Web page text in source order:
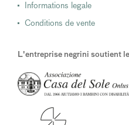
Informations legale
Conditions de vente
L'entreprise negrini soutient